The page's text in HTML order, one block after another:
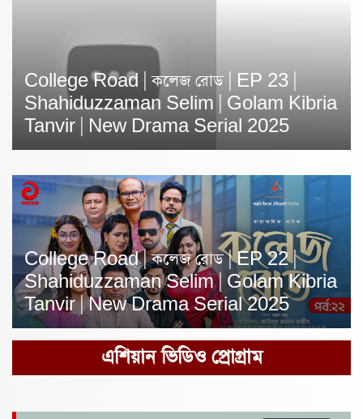
College Road | কলেজ রোড | EP 23 |
Shahiduzzaman Selim | Golam Kibria
Tanvir | New Drama Serial 2025
College Road | কলেজ রোড | EP 22 |
Shahiduzzaman Selim | Golam Kibria
Tanvir | New Drama Serial 2025
এশিয়ান ভিডিও প্রোগ্রাম